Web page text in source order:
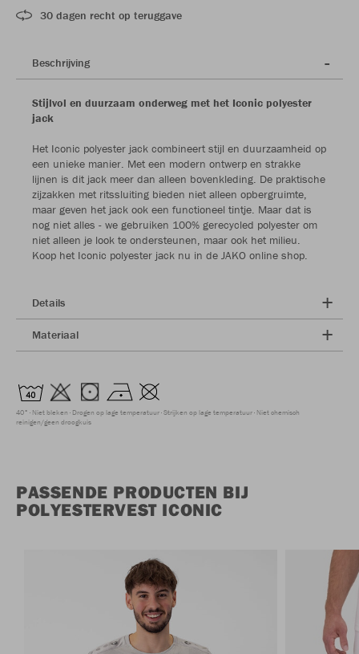
30 dagen recht op teruggave
Beschrijving
Stijlvol en duurzaam onderweg met het Iconic polyester
jack
Het Iconic polyester jack combineert stijl en duurzaamheid op
een unieke manier. Met een modern ontwerp en strakke
lijnen is dit jack meer dan alleen bovenkleding. De praktische
zijzakken met ritssluiting bieden niet alleen opbergruimte,
maar geven het jack ook een functioneel tintje. Maar dat is
nog niet alles - we gebruiken 100% gerecycled polyester om
niet alleen je look te ondersteunen, maar ook het milieu.
Koop het Iconic polyester jack nu in de JAKO online shop.
Details
Materiaal
40° Niet bleken Drogen op lage temperatuur Strijken op lage temperatuur Niet chemisch
reinigen/geen droogkuis
PASSENDE PRODUCTEN BIJ
POLYESTERVEST ICONIC